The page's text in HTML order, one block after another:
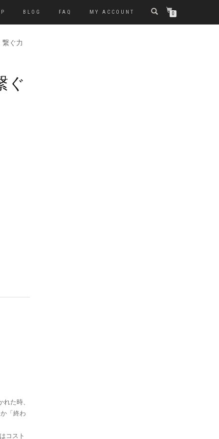
BLOG FAQ MY ACCOUNT 0
ぐ力
ぐ
た時、
「終わ
コスト